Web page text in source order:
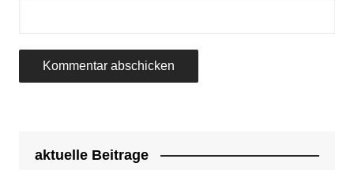
aktuelle Beitrage